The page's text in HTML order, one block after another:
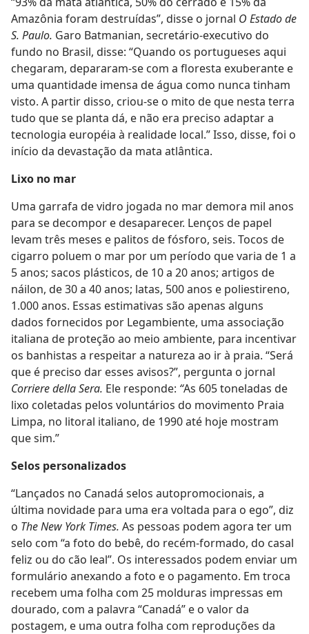
Amazônia foram destruídas”, disse o jornal O Estado de
S. Paulo. Garo Batmanian, secretário-executivo do
fundo no Brasil, disse: “Quando os portugueses aqui
chegaram, depararam-se com a floresta exuberante e
uma quantidade imensa de água como nunca tinham
visto. A partir disso, criou-se o mito de que nesta terra
tudo que se planta dá, e não era preciso adaptar a
tecnologia européia à realidade local.” Isso, disse, foi o
início da devastação da mata atlântica.
Lixo no mar
Uma garrafa de vidro jogada no mar demora mil anos
para se decompor e desaparecer. Lenços de papel
levam três meses e palitos de fósforo, seis. Tocos de
cigarro poluem o mar por um período que varia de 1 a
5 anos; sacos plásticos, de 10 a 20 anos; artigos de
náilon, de 30 a 40 anos; latas, 500 anos e poliestireno,
1.000 anos. Essas estimativas são apenas alguns
dados fornecidos por Legambiente, uma associação
italiana de proteção ao meio ambiente, para incentivar
os banhistas a respeitar a natureza ao ir à praia. “Será
que é preciso dar esses avisos?”, pergunta o jornal
Corriere della Sera. Ele responde: “As 605 toneladas de
lixo coletadas pelos voluntários do movimento Praia
Limpa, no litoral italiano, de 1990 até hoje mostram
que sim.”
Selos personalizados
“Lançados no Canadá selos autopromocionais, a
última novidade para uma era voltada para o ego”, diz
o The New York Times. As pessoas podem agora ter um
selo com “a foto do bebê, do recém-formado, do casal
feliz ou do cão leal”. Os interessados podem enviar um
formulário anexando a foto e o pagamento. Em troca
recebem uma folha com 25 molduras impressas em
dourado, com a palavra “Canadá” e o valor da
postagem, e uma outra folha com reproduções da